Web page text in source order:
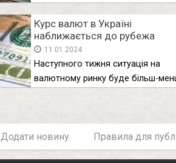
Курс валют в Україні
наближається до рубежа
неповернення, це змінить в
обмінниках все в кінці січня:
буде з доларом
11.01.2024
Наступного тижня ситуація на
валютному ринку буде більш-
Додати новину Правила для